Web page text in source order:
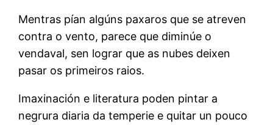
Mentras pían algúns paxaros que se atreven
contra o vento, parece que diminúe o
vendaval, sen lograr que as nubes deixen
pasar os primeiros raios.
Imaxinación e literatura poden pintar a
negrura diaria da temperie e quitar un pouco